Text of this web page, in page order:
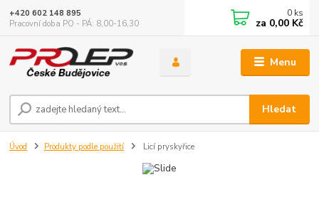
Menu
Hledat
+420 602 148 895
Pracovní doba PO - PÁ: 8,00-16,30
0 ks
za 0,00 Kč
Úvod Produkty podle použití Licí pryskyřice